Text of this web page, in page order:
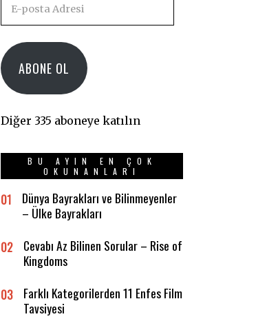
Adresi
ABONE OL
Diğer 335 aboneye katılın
BU AYIN EN ÇOK
OKUNANLARI
01
Dünya Bayrakları ve Bilinmeyenler
– Ülke Bayrakları
02
Cevabı Az Bilinen Sorular – Rise of
Kingdoms
03
Farklı Kategorilerden 11 Enfes Film
Tavsiyesi